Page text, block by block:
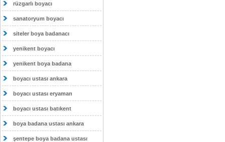
rüzgarlı boyacı
sanatoryum boyacı
siteler boya badanacı
yenikent boyacı
yenikent boya badana
boyacı ustası ankara
boyacı ustası eryaman
boyacı ustası batıkent
boya badana ustası ankara
şentepe boya badana ustası